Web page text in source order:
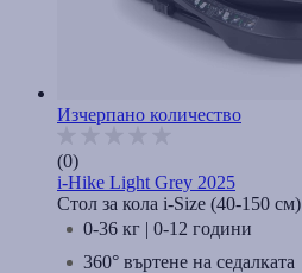
Изчерпано количество
(0)
i-Hike Light Grey 2025
Стол за кола i-Size (40-150 cм)
0-36 кг | 0-12 години
360° въртене на седалката